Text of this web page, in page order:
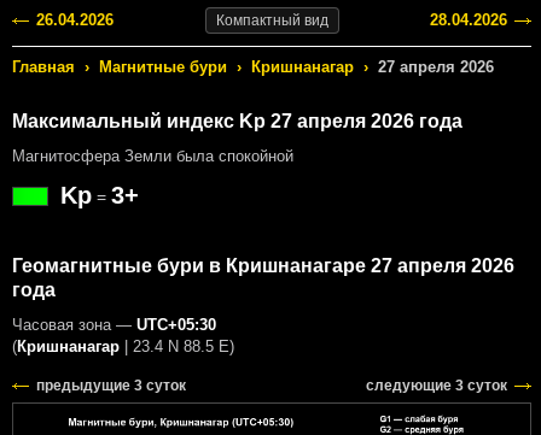
26.04.2026 Компактный вид 28.04.2026
Главная › Магнитные бури › Кришнанагар › 27 апреля 2026
Максимальный индекс Kp 27 апреля 2026 года
Магнитосфера Земли была спокойной
Kp = 3+
Геомагнитные бури в Кришнанагаре 27 апреля 2026
года
Часовая зона — UTC+05:30
(Кришнанагар | 23.4 N 88.5 E)
предыдущие 3 суток следующие 3 суток